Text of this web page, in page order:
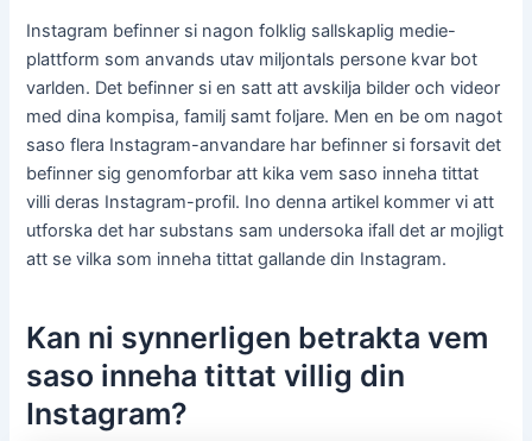
Instagram befinner si nagon folklig sallskaplig medie-
plattform som anvands utav miljontals persone kvar bot
varlden. Det befinner si en satt att avskilja bilder och videor
med dina kompisa, familj samt foljare. Men en be om nagot
saso flera Instagram-anvandare har befinner si forsavit det
befinner sig genomforbar att kika vem saso inneha tittat
villi deras Instagram-profil. Ino denna artikel kommer vi att
utforska det har substans sam undersoka ifall det ar mojligt
att se vilka som inneha tittat gallande din Instagram.
Kan ni synnerligen betrakta vem
saso inneha tittat villig din
Instagram?